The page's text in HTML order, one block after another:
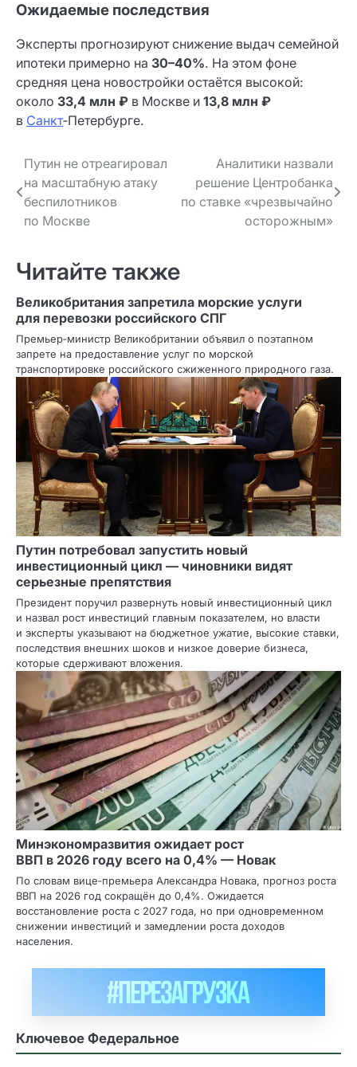
Ожидаемые последствия
Эксперты прогнозируют снижение выдач семейной
ипотеки примерно на 30–40%. На этом фоне
средняя цена новостройки остаётся высокой:
около 33,4 млн ₽ в Москве и 13,8 млн ₽
в Санкт‑Петербурге.
Навигация
по записям
Путин не отреагировал
на масштабную атаку
беспилотников
по Москве
Аналитики назвали
решение Центробанка
по ставке «чрезвычайно
осторожным»
Читайте также
Великобритания запретила морские услуги
для перевозки российского СПГ
Премьер‑министр Великобритании объявил о поэтапном
запрете на предоставление услуг по морской
транспортировке российского сжиженного природного газа.
Путин потребовал запустить новый
инвестиционный цикл — чиновники видят
серьезные препятствия
Президент поручил развернуть новый инвестиционный цикл
и назвал рост инвестиций главным показателем, но власти
и эксперты указывают на бюджетное ужатие, высокие ставки,
последствия внешних шоков и низкое доверие бизнеса,
которые сдерживают вложения.
Минэкономразвития ожидает рост
ВВП в 2026 году всего на 0,4% — Новак
По словам вице‑премьера Александра Новака, прогноз роста
ВВП на 2026 год сокращён до 0,4%. Ожидается
восстановление роста с 2027 года, но при одновременном
снижении инвестиций и замедлении роста доходов
населения.
Ключевое Федеральное